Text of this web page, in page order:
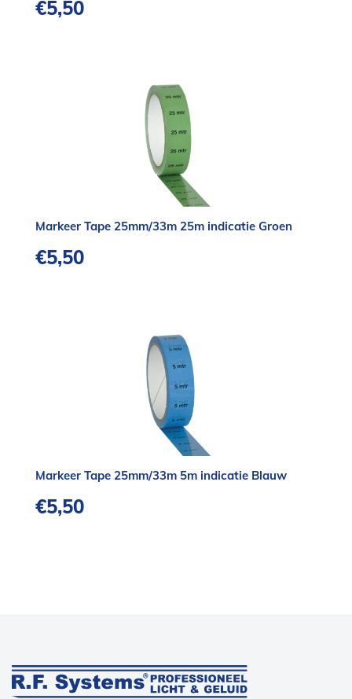
€5,50
Markeer Tape 25mm/33m 25m indicatie Groen
€5,50
Markeer Tape 25mm/33m 5m indicatie Blauw
€5,50